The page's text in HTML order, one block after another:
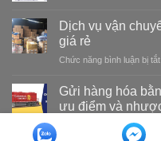
Dịch vụ vận
giá rẻ
Chức năng bình luận bị tắt
Gửi hàng hóa
ưu điểm và